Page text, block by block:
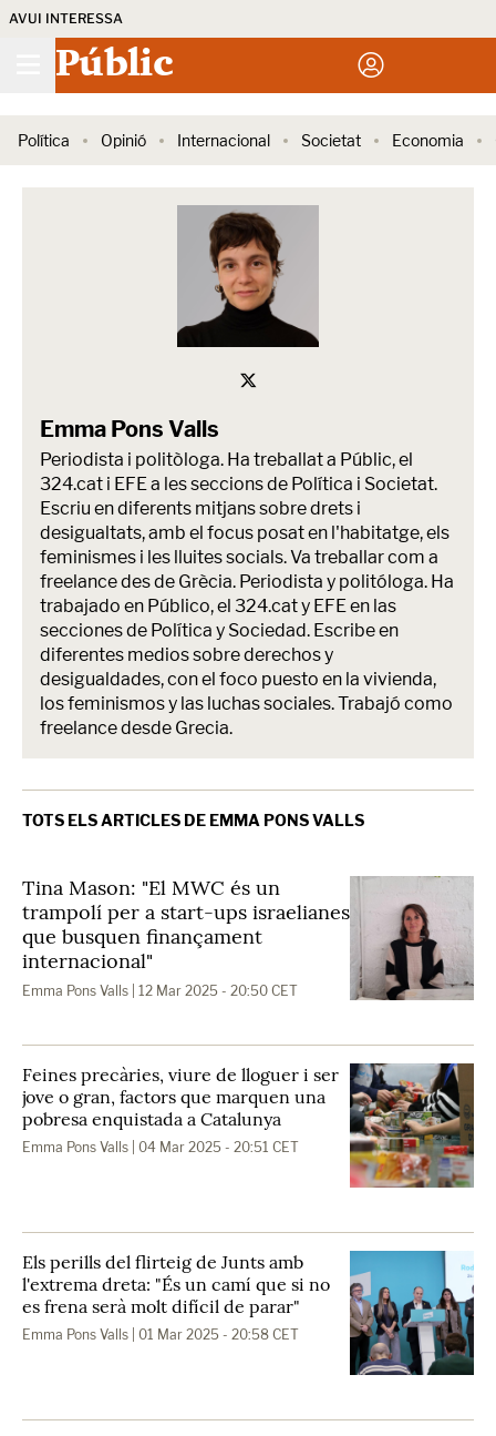
AVUI INTERESSA
Públic
Política Opinió Internacional Societat Economia
Emma Pons Valls
Periodista i politòloga. Ha treballat a Públic, el
324.cat i EFE a les seccions de Política i Societat.
Escriu en diferents mitjans sobre drets i
desigualtats, amb el focus posat en l'habitatge, els
feminismes i les lluites socials. Va treballar com a
freelance des de Grècia. Periodista y politóloga. Ha
trabajado en Público, el 324.cat y EFE en las
secciones de Política y Sociedad. Escribe en
diferentes medios sobre derechos y
desigualdades, con el foco puesto en la vivienda,
los feminismos y las luchas sociales. Trabajó como
freelance desde Grecia.
TOTS ELS ARTICLES DE EMMA PONS VALLS
Tina Mason: "El MWC és un
trampolí per a start-ups israelianes
que busquen finançament
internacional"
Emma Pons Valls | 12 Mar 2025 - 20:50 CET
Feines precàries, viure de lloguer i ser
jove o gran, factors que marquen una
pobresa enquistada a Catalunya
Emma Pons Valls | 04 Mar 2025 - 20:51 CET
Els perills del flirteig de Junts amb
l'extrema dreta: "És un camí que si no
es frena serà molt difícil de parar"
Emma Pons Valls | 01 Mar 2025 - 20:58 CET